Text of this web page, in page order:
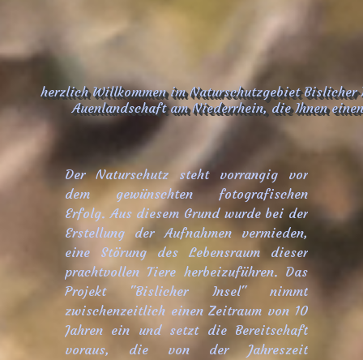
Der Naturschutz steht vorrangig vor
dem gewünschten fotografischen
Erfolg. Aus diesem Grund wurde bei der
Erstellung der Aufnahmen vermieden,
eine Störung des Lebensraum dieser
prachtvollen Tiere herbeizuführen. Das
Projekt "Bislicher Insel" nimmt
zwischenzeitlich einen Zeitraum von 10
Jahren ein und setzt die Bereitschaft
voraus, die von der Jahreszeit
herzlich Willkommen im Naturschutzgebiet Bislicher
Auenlandschaft am Niederrhein, die Ihnen